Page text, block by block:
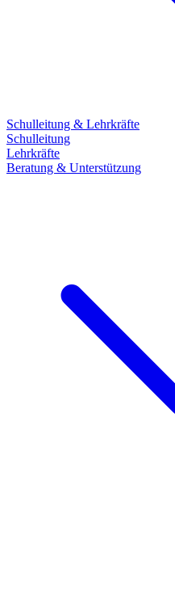
Schulleitung & Lehrkräfte
Schulleitung
Lehrkräfte
Beratung & Unterstützung